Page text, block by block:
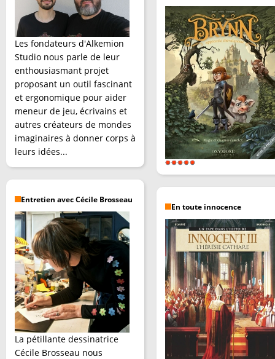
Les fondateurs d'Alkemion
Studio nous parle de leur
enthousiasmant projet
proposant un outil fascinant
et ergonomique pour aider
meneur de jeu, écrivains et
autres créateurs de mondes
imaginaires à donner corps à
leurs idées...
Entretien avec Cécile Brosseau
La pétillante dessinatrice
Cécile Brosseau nous
En toute innocence